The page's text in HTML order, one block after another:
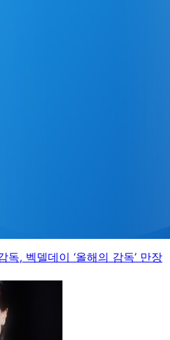
, 벡델데이 ‘올해의 감독’ 만장